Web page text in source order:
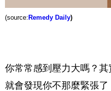
(source:Remedy Daily)
你常常感到壓力大嗎？
就會發現你不那麼緊張了